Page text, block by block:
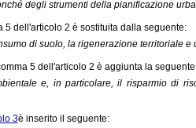
degli strumenti della pianificazione
5 dell'articolo 2 è sostituita dalla seguente:
di suolo, la rigenerazione territoriale e
5 dell'articolo 2 è aggiunta la
e, in particolare, il risparmio di
3è inserito il seguente: